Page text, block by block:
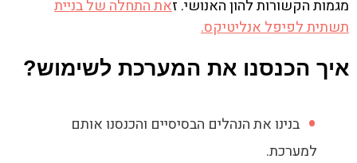
מגמות הקשורות להון האנושי. זאת התחלה של בניית
תשתית לפיפל אנליטיקס.
איך הכנסנו את המערכת לשימוש?
בנינו את הנהלים הבסיסיים והכנסנו אותם
למערכת.